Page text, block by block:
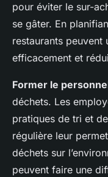
pour éviter le sur-
se gâter. En
restaurants peuvent
efficacement et
Former le
déchets. Les
pratiques de tri et
régulière leur
déchets sur
peuvent faire une